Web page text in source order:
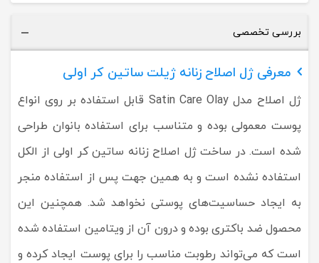
بررسی تخصصی
معرفی ژل اصلاح زنانه ژیلت ساتین کر اولی
ژل اصلاح مدل Satin Care Olay قابل استفاده بر روی انواع
پوست معمولی بوده و متناسب برای استفاده بانوان طراحی
شده است. در ساخت ژل اصلاح زنانه ساتین کر اولی از الکل
استفاده نشده است و به همین جهت پس از استفاده منجر
به ایجاد حساسیت‌های پوستی نخواهد شد. همچنین این
محصول ضد باکتری بوده و درون آن از ویتامین‌ استفاده شده
است که می‌تواند رطوبت مناسب را برای پوست ایجاد کرده و